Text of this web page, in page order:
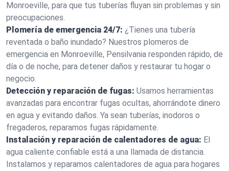
Monroeville, para que tus tuberías fluyan sin problemas y sin
preocupaciones.
Plomería de emergencia 24/7: ¿Tienes una tubería
reventada o baño inundado? Nuestros plomeros de
emergencia en Monroeville, Pensilvania responden rápido, de
día o de noche, para detener daños y restaurar tu hogar o
negocio.
Detección y reparación de fugas: Usamos herramientas
avanzadas para encontrar fugas ocultas, ahorrándote dinero
en agua y evitando daños. Ya sean tuberías, inodoros o
fregaderos, reparamos fugas rápidamente.
Instalación y reparación de calentadores de agua: El
agua caliente confiable está a una llamada de distancia.
Instalamos y reparamos calentadores de agua para hogares